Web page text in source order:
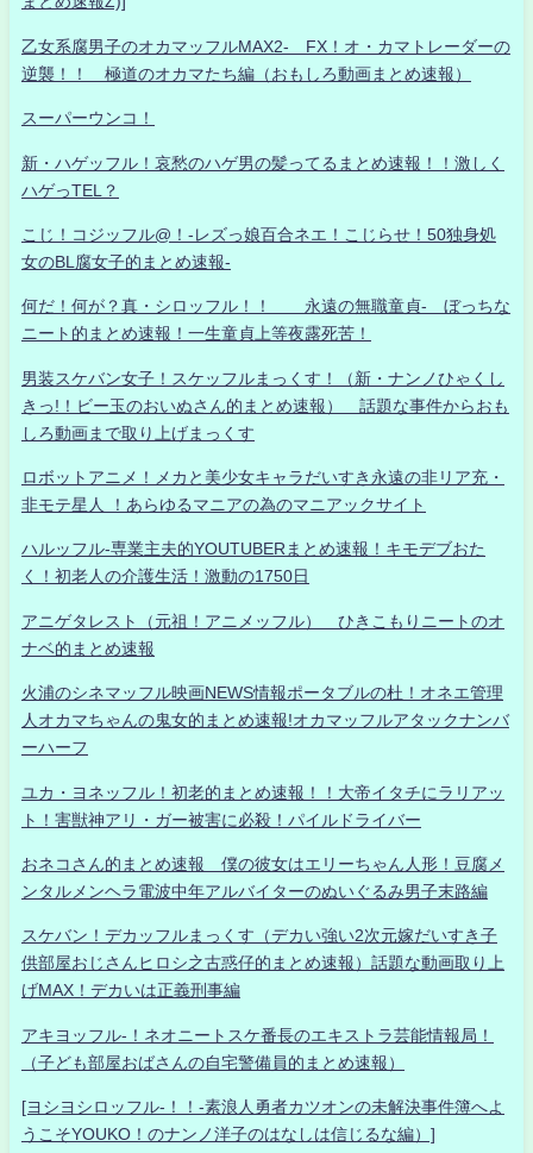
乙女系腐男子のオカマッフルMAX2- FX！オ・カマトレーダーの
逆襲！！ 極道のオカマたち編（おもしろ動画まとめ速報）
スーパーウンコ！
新・ハゲッフル！哀愁のハゲ男の髪ってるまとめ速報！！激しく
ハゲっTEL？
こじ！コジッフル@！-レズっ娘百合ネエ！こじらせ！50独身処
女のBL腐女子的まとめ速報-
何だ！何が？真・シロッフル！！ 永遠の無職童貞- ぼっちな
ニート的まとめ速報！一生童貞上等夜露死苦！
男装スケバン女子！スケッフルまっくす！（新・ナンノひゃくし
きっ!！ビー玉のおいぬさん的まとめ速報） 話題な事件からおも
しろ動画まで取り上げまっくす
ロボットアニメ！メカと美少女キャラだいすき永遠の非リア充・
非モテ星人 ！あらゆるマニアの為のマニアックサイト
ハルッフル-専業主夫的YOUTUBERまとめ速報！キモデブおた
く！初老人の介護生活！激動の1750日
アニゲタレスト（元祖！アニメッフル） ひきこもりニートのオ
ナベ的まとめ速報
火浦のシネマッフル映画NEWS情報ポータブルの杜！オネエ管理
人オカマちゃんの鬼女的まとめ速報!オカマッフルアタックナンバ
ーハーフ
ユカ・ヨネッフル！初老的まとめ速報！！大帝イタチにラリアッ
ト！害獣神アリ・ガー被害に必殺！パイルドライバー
おネコさん的まとめ速報 僕の彼女はエリーちゃん人形！豆腐メ
ンタルメンヘラ電波中年アルバイターのぬいぐるみ男子末路編
スケバン！デカッフルまっくす（デカい強い2次元嫁だいすき子
供部屋おじさんヒロシ之古惑仔的まとめ速報）話題な動画取り上
げMAX！デカいは正義刑事編
アキヨッフル-！ネオニートスケ番長のエキストラ芸能情報局！
（子ども部屋おばさんの自宅警備員的まとめ速報）
[ヨシヨシロッフル-！！-素浪人勇者カツオンの未解決事件簿へよ
うこそYOUKO！のナンノ洋子のはなしは信じるな編）]